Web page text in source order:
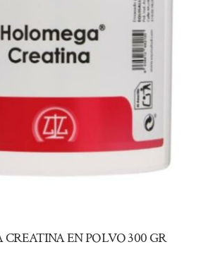
EN POLVO 300 GR